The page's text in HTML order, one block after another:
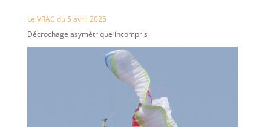
Le VRAC du 5 avril 2025
Décrochage asymétrique incompris